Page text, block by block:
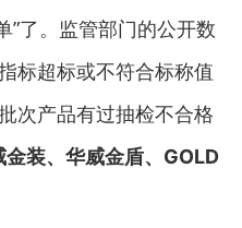
”了。监管部门的公开数
标超标或不符合标称值
次产品有过抽检不合格
金装、华威金盾、GOLD